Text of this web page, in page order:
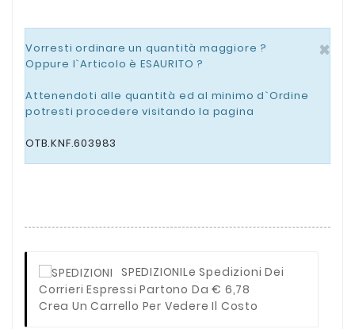
×
Vorresti ordinare un quantità maggiore ?
Oppure l`Articolo è ESAURITO ?
Attenendoti alle quantità ed al minimo d`Ordine
potresti procedere visitando la pagina
OTB.KNF.603983
SPEDIZIONILe Spedizioni Dei
Corrieri Espressi Partono Da € 6,78
Crea Un Carrello Per Vedere Il Costo